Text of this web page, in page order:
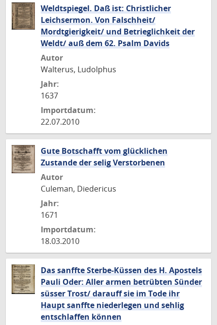
Weldtspiegel. Daß ist: Christlicher
Leichsermon. Von Falschheit/
Mordtgierigkeit/ und Betrieglichkeit der
Weldt/ auß dem 62. Psalm Davids
Autor
Walterus, Ludolphus
Jahr:
1637
Importdatum:
22.07.2010
Gute Botschafft vom glücklichen
Zustande der selig Verstorbenen
Autor
Culeman, Diedericus
Jahr:
1671
Importdatum:
18.03.2010
Das sanffte Sterbe-Küssen des H. Apostels
Pauli Oder: Aller armen betrübten Sünder
süsser Trost/ darauff sie im Tode ihr
Haupt sanffte niederlegen und sehlig
entschlaffen können